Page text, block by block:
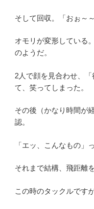
そして回収。「おぉ～
オモリが変形している
のようだ。
2人で顔を見合わせ、
て、笑ってしまった。
その後（かなり時間が
認。
「エッ、こんなもの」
それまで結構、飛距離
この時のタックルですが